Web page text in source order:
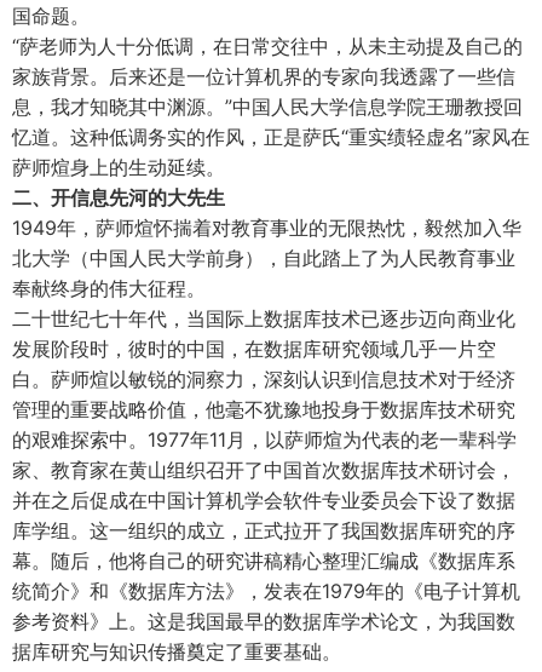
国命题。
“萨老师为人十分低调，在日常交往中，从未主动提及自己的
家族背景。后来还是一位计算机界的专家向我透露了一些信
息，我才知晓其中渊源。”中国人民大学信息学院王珊教授回
忆道。这种低调务实的作风，正是萨氏“重实绩轻虚名”家风在
萨师煊身上的生动延续。
二、开信息先河的大先生
1949年，萨师煊怀揣着对教育事业的无限热忱，毅然加入华
北大学（中国人民大学前身），自此踏上了为人民教育事业
奉献终身的伟大征程。
二十世纪七十年代，当国际上数据库技术已逐步迈向商业化
发展阶段时，彼时的中国，在数据库研究领域几乎一片空
白。萨师煊以敏锐的洞察力，深刻认识到信息技术对于经济
管理的重要战略价值，他毫不犹豫地投身于数据库技术研究
的艰难探索中。1977年11月，以萨师煊为代表的老一辈科学
家、教育家在黄山组织召开了中国首次数据库技术研讨会，
并在之后促成在中国计算机学会软件专业委员会下设了数据
库学组。这一组织的成立，正式拉开了我国数据库研究的序
幕。随后，他将自己的研究讲稿精心整理汇编成《数据库系
统简介》和《数据库方法》，发表在1979年的《电子计算机
参考资料》上。这是我国最早的数据库学术论文，为我国数
据库研究与知识传播奠定了重要基础。